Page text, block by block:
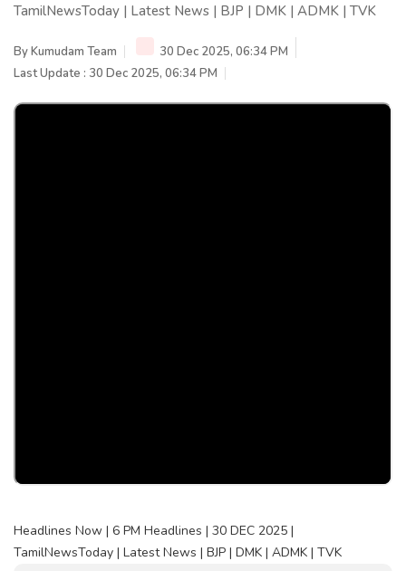
TamilNewsToday | Latest News | BJP | DMK | ADMK | TVK
ByKumudam Team
30 Dec 2025, 06:34 PM
Last Update : 30 Dec 2025, 06:34 PM
Headlines Now | 6 PM Headlines | 30 DEC 2025 |
TamilNewsToday | Latest News | BJP | DMK | ADMK | TVK